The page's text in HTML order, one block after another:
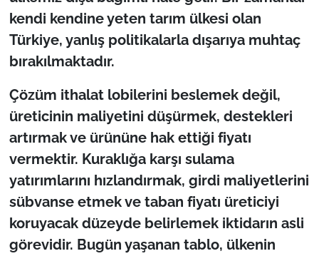
kendi kendine yeten tarım ülkesi olan
Türkiye, yanlış politikalarla dışarıya muhtaç
bırakılmaktadır.
Çözüm ithalat lobilerini beslemek değil,
üreticinin maliyetini düşürmek, destekleri
artırmak ve ürününe hak ettiği fiyatı
vermektir. Kuraklığa karşı sulama
yatırımlarını hızlandırmak, girdi maliyetlerini
sübvanse etmek ve taban fiyatı üreticiyi
koruyacak düzeyde belirlemek iktidarın asli
görevidir. Bugün yaşanan tablo, ülkenin